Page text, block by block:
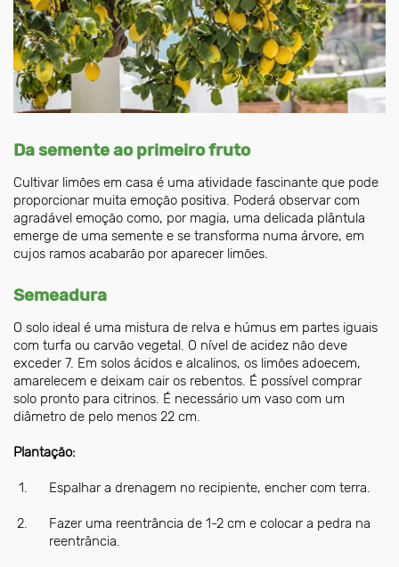
Da semente ao primeiro fruto
Cultivar limões em casa é uma atividade fascinante que pode
proporcionar muita emoção positiva. Poderá observar com
agradável emoção como, por magia, uma delicada plântula
emerge de uma semente e se transforma numa árvore, em
cujos ramos acabarão por aparecer limões.
Semeadura
O solo ideal é uma mistura de relva e húmus em partes iguais
com turfa ou carvão vegetal. O nível de acidez não deve
exceder 7. Em solos ácidos e alcalinos, os limões adoecem,
amarelecem e deixam cair os rebentos. É possível comprar
solo pronto para citrinos. É necessário um vaso com um
diâmetro de pelo menos 22 cm.
Plantação:
Espalhar a drenagem no recipiente, encher com terra.
Fazer uma reentrância de 1-2 cm e colocar a pedra na
reentrância.